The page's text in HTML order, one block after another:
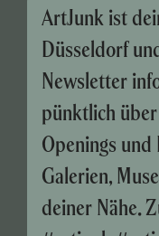
ArtJunk ist
Düsseldorf
Newsletter
pünktlich
Openings
Galerien,
deiner Nähe.